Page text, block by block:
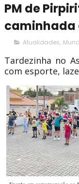
PM de
caminhada
Atualidades,
Tardezinha no
com esporte,